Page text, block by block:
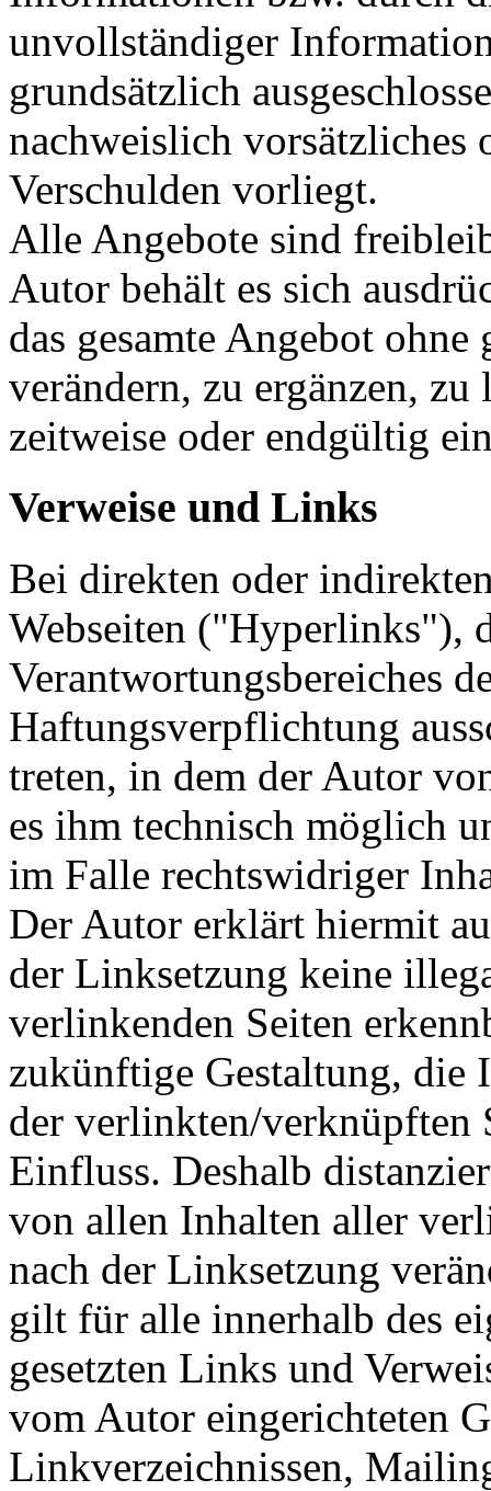
unvollständiger
grundsätzlich
nachweislich vorsätzliches
Verschulden vorliegt.
Alle Angebote sind
Autor behält es sich
das gesamte Angebot
verändern, zu ergänzen,
zeitweise oder endgültig
Verweise und Links
Bei direkten oder
Webseiten ("Hyperlinks"),
Verantwortungsbereiches
Haftungsverpflichtung
treten, in dem der Autor
es ihm technisch möglich
im Falle rechtswidriger
Der Autor erklärt hiermit
der Linksetzung keine
verlinkenden Seiten
zukünftige Gestaltung, die
der verlinkten/verknüpften
Einfluss. Deshalb
von allen Inhalten aller
nach der Linksetzung
gilt für alle innerhalb des
gesetzten Links und
vom Autor eingerichteten
Linkverzeichnissen,